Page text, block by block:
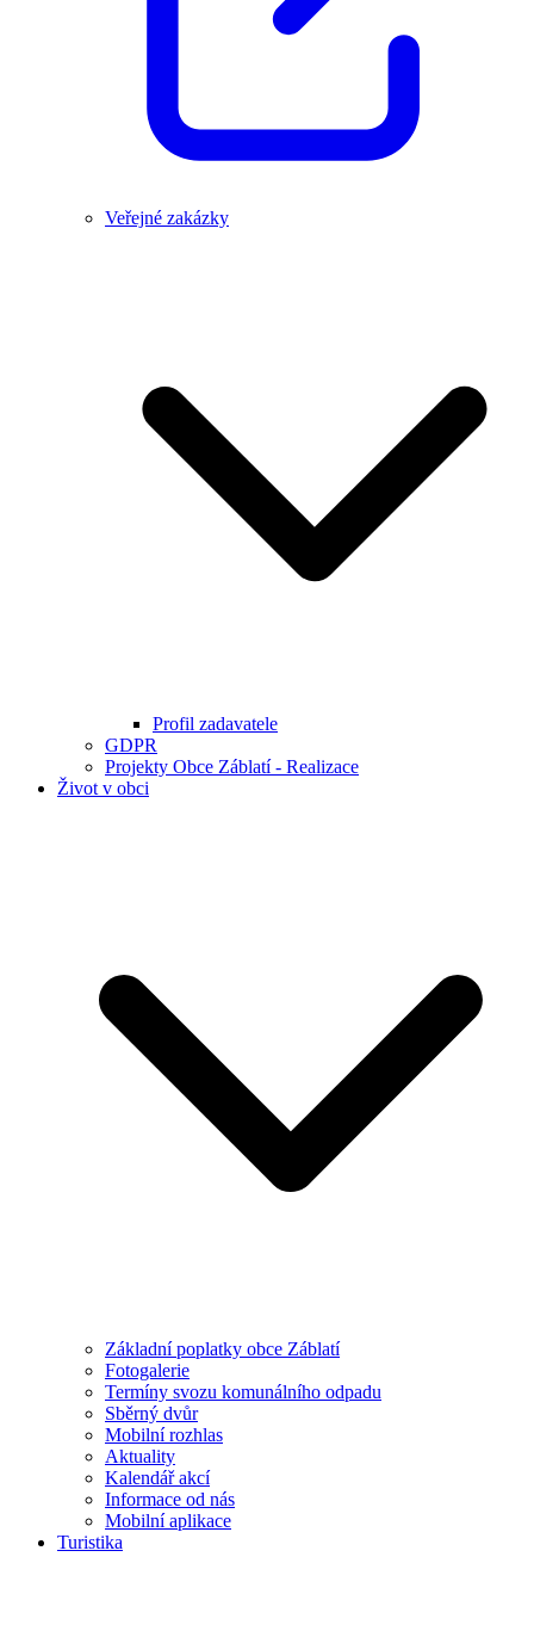
Veřejné zakázky
Profil zadavatele
GDPR
Projekty Obce Záblatí - Realizace
Život v obci
Základní poplatky obce Záblatí
Fotogalerie
Termíny svozu komunálního odpadu
Sběrný dvůr
Mobilní rozhlas
Aktuality
Kalendář akcí
Informace od nás
Mobilní aplikace
Turistika